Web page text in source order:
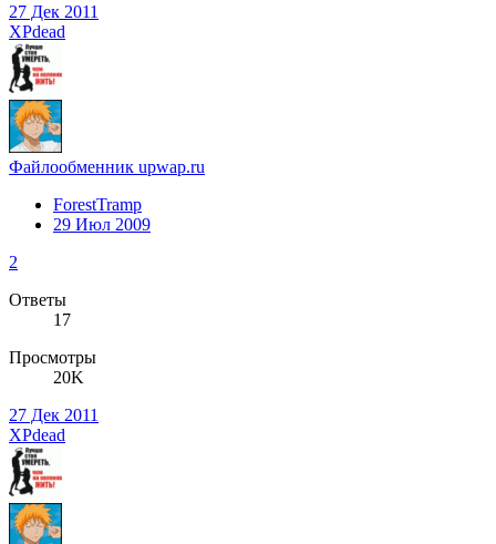
27 Дек 2011
XPdead
Файлообменник upwap.ru
ForestTramp
29 Июл 2009
2
Ответы
17
Просмотры
20K
27 Дек 2011
XPdead